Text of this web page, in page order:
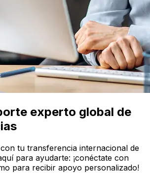
experto global de
tu transferencia internacional de
para ayudarte: ¡conéctate con
para recibir apoyo personalizado!